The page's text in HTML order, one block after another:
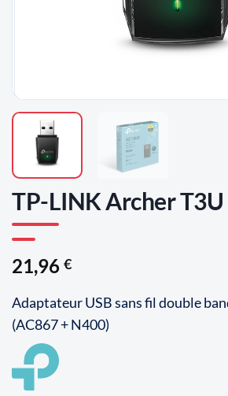
TP-LINK Archer T3U
21,96 €
Adaptateur USB sans fil double
(AC867 + N400)